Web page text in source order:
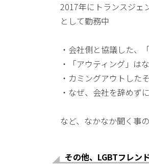
2017年にトランスジェ
として勤務中
・会社側と協議した、
・「アウティング」は
・カミングアウトした
・なぜ、会社を辞めず
など、なかなか聞く事
その他、LGBTフレン